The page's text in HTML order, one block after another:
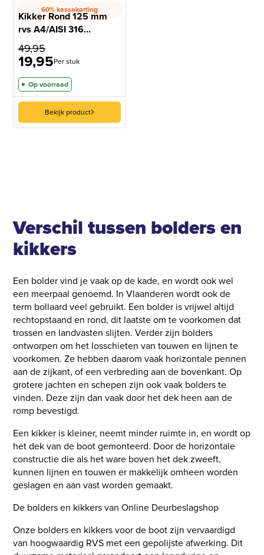
60% kassakorting
Kikker Rond 125 mm
rvs A4/AISI 316...
49,95
19,95Per stuk
Op voorraad
Bekijk product
Verschil tussen bolders en
kikkers
Een bolder vind je vaak op de kade, en wordt ook wel
een meerpaal genoemd. In Vlaanderen wordt ook de
term bollaard veel gebruikt. Een bolder is vrijwel altijd
rechtopstaand en rond, dit laatste om te voorkomen dat
trossen en landvasten slijten. Verder zijn bolders
ontworpen om het losschieten van touwen en lijnen te
voorkomen. Ze hebben daarom vaak horizontale pennen
aan de zijkant, of een verbreding aan de bovenkant. Op
grotere jachten en schepen zijn ook vaak bolders te
vinden. Deze zijn dan vaak door het dek heen aan de
romp bevestigd.
Een kikker is kleiner, neemt minder ruimte in, en wordt op
het dek van de boot gemonteerd. Door de horizontale
constructie die als het ware boven het dek zweeft,
kunnen lijnen en touwen er makkelijk omheen worden
geslagen en aan vast worden gemaakt.
De bolders en kikkers van Online Deurbeslagshop
Onze bolders en kikkers voor de boot zijn vervaardigd
van hoogwaardig RVS met een gepolijste afwerking. Dit